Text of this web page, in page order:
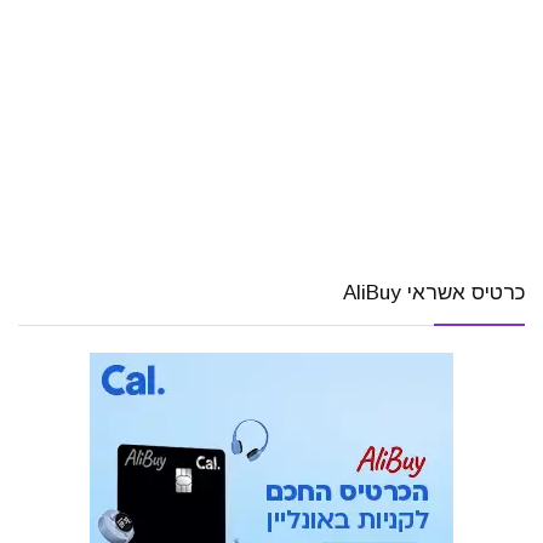
כרטיס אשראי AliBuy